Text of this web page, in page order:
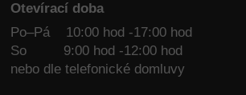
Otevírací doba
Po–Pá 10:00 hod -17:00 hod
So
9:00 hod -12:00 hod
nebo dle telefonické domluvy